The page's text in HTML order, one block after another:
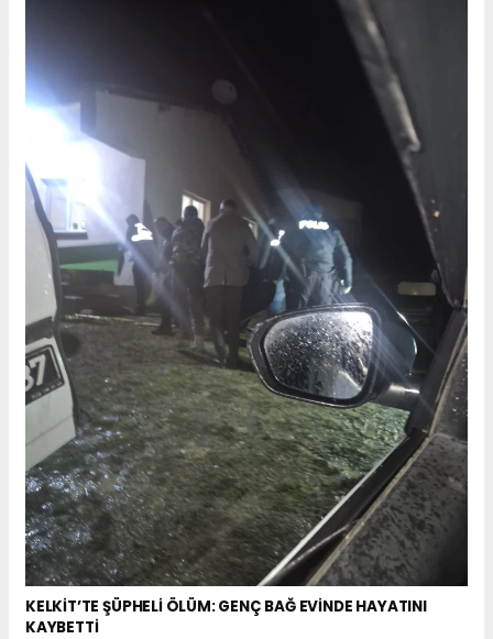
KELKİT’TE ŞÜPHELİ ÖLÜM: GENÇ BAĞ EVİNDE HAYATINI
KAYBETTİ